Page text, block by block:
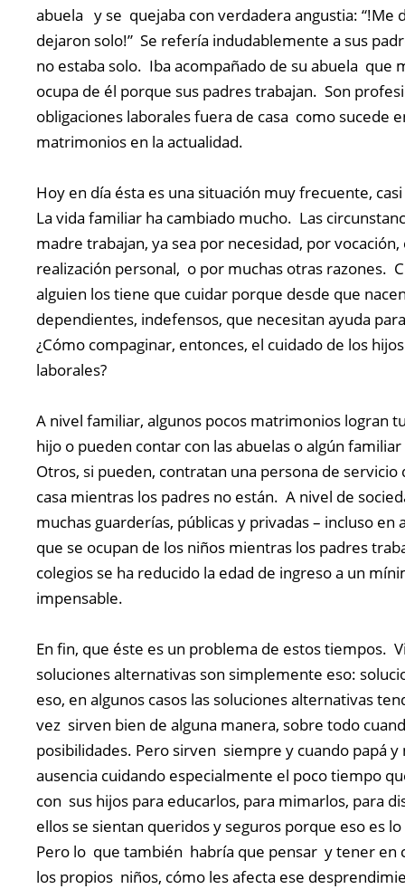
abuela y se quejaba con verdadera angustia: “!Me
dejaron solo!” Se refería indudablemente a sus
no estaba solo. Iba acompañado de su abuela que
ocupa de él porque sus padres trabajan. Son
obligaciones laborales fuera de casa como sucede
matrimonios en la actualidad.
Hoy en día ésta es una situación muy frecuente,
La vida familiar ha cambiado mucho. Las
madre trabajan, ya sea por necesidad, por
realización personal, o por muchas otras razones.
alguien los tiene que cuidar porque desde que
dependientes, indefensos, que necesitan ayuda
¿Cómo compaginar, entonces, el cuidado de los
laborales?
A nivel familiar, algunos pocos matrimonios logran
hijo o pueden contar con las abuelas o algún
Otros, si pueden, contratan una persona de servicio
casa mientras los padres no están. A nivel de
muchas guarderías, públicas y privadas – incluso en
que se ocupan de los niños mientras los padres
colegios se ha reducido la edad de ingreso a un
impensable.
En fin, que éste es un problema de estos tiempos.
soluciones alternativas son simplemente eso:
eso, en algunos casos las soluciones alternativas
vez sirven bien de alguna manera, sobre todo
posibilidades. Pero sirven siempre y cuando papá
ausencia cuidando especialmente el poco tiempo
con sus hijos para educarlos, para mimarlos, para
ellos se sientan queridos y seguros porque eso es
Pero lo que también habría que pensar y tener en
los propios niños, cómo les afecta ese